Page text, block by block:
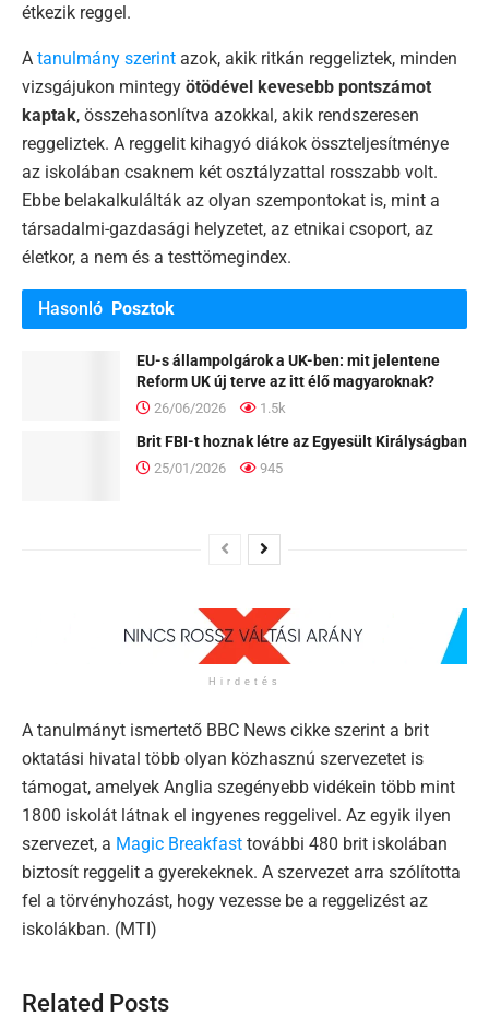
étkezik reggel.
A tanulmány szerint azok, akik ritkán reggeliztek, minden
vizsgájukon mintegy ötödével kevesebb pontszámot
kaptak, összehasonlítva azokkal, akik rendszeresen
reggeliztek. A reggelit kihagyó diákok összteljesítménye
az iskolában csaknem két osztályzattal rosszabb volt.
Ebbe belakalkulálták az olyan szempontokat is, mint a
társadalmi-gazdasági helyzetet, az etnikai csoport, az
életkor, a nem és a testtömegindex.
Hasonló Posztok
EU-s állampolgárok a UK-ben: mit jelentene
Reform UK új terve az itt élő magyaroknak?
26/06/2026 1.5k
Brit FBI-t hoznak létre az Egyesült Királyságban
25/01/2026 945
Hirdetés
A tanulmányt ismertető BBC News cikke szerint a brit
oktatási hivatal több olyan közhasznú szervezetet is
támogat, amelyek Anglia szegényebb vidékein több mint
1800 iskolát látnak el ingyenes reggelivel. Az egyik ilyen
szervezet, a Magic Breakfast további 480 brit iskolában
biztosít reggelit a gyerekeknek. A szervezet arra szólította
fel a törvényhozást, hogy vezesse be a reggelizést az
iskolákban. (MTI)
Related Posts